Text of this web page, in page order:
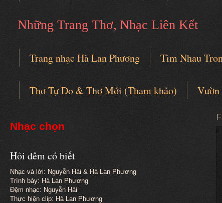
Những Trang Thơ, Nhạc Liên Kết
Trang nhạc Hà Lan Phương Tìm Nhau
Thơ Tự Do & Thơ Mới (Tham khảo)
Vườn
Nhạc chọn
Hỏi đêm có biết
Nhạc và lời: Nguyễn Hải & Hà Lan Phương
Trình bày: Hà Lan Phương
Đệm nhạc: Nguyễn Hải
Thực hiện clip: Hà Lan Phương